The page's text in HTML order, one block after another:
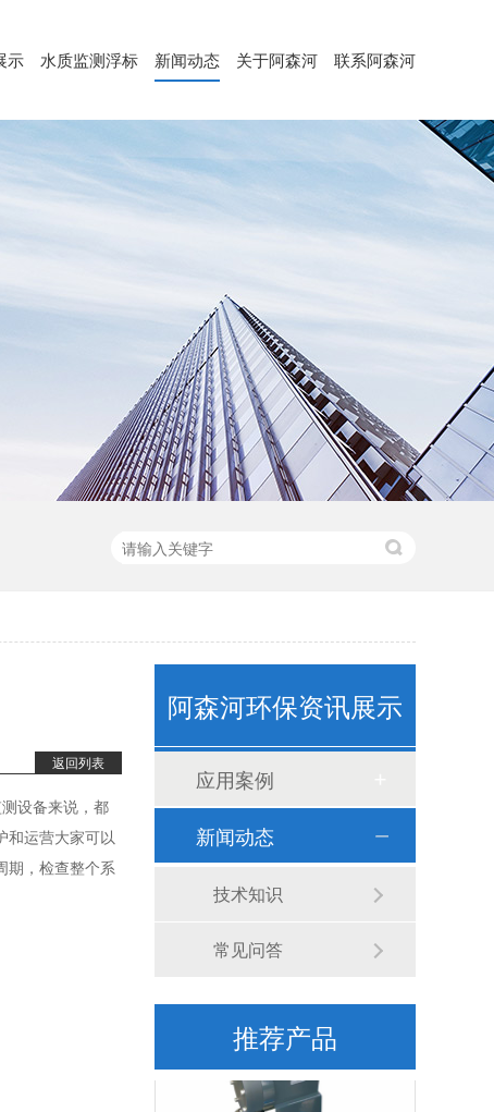
示 水质监测浮标 新闻动态 关于阿森河 联系阿森河
返回列表
设备来说，都
和运营大家可以
期，检查整个系
阿森河环保资讯展示
应用案例
新闻动态
技术知识
常见问答
推荐产品
卧式计量泵(1)